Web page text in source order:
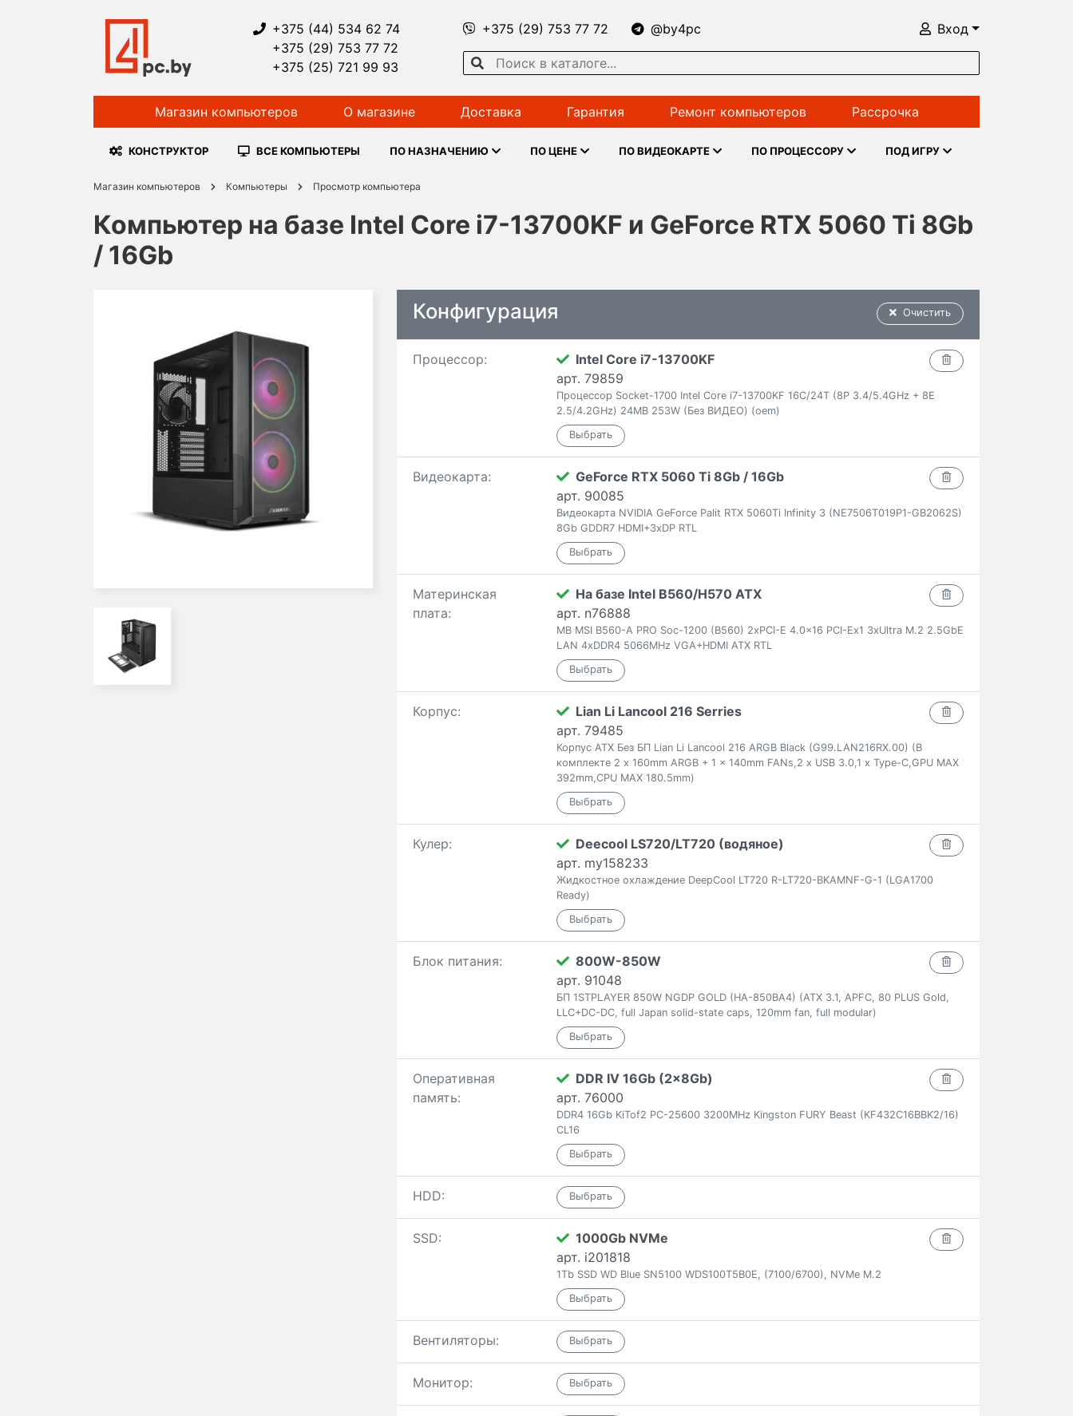
+375 (44) 534 62 74
+375 (29) 753 77 72
+375 (25) 721 99 93
+375 (29) 753 77 72 @by4pc Вход
Магазин компьютеров О магазине Доставка Гарантия Ремонт компьютеров Рассрочка
КОНСТРУКТОР ВСЕ КОМПЬЮТЕРЫ ПО НАЗНАЧЕНИЮ ПО ЦЕНЕ ПО ВИДЕОКАРТЕ ПО ПРОЦЕССОРУ ПОД ИГРУ
Магазин компьютеров Компьютеры Просмотр компьютера
Компьютер на базе Intel Core i7-13700KF и GeForce RTX 5060 Ti 8Gb
/ 16Gb
Очистить
Конфигурация
Процессор:
Intel Core i7-13700KF
арт. 79859
Процессор Socket-1700 Intel Core i7-13700KF 16C/24T (8P 3.4/5.4GHz + 8E
2.5/4.2GHz) 24MB 253W (Без ВИДЕО) (oem)
Видеокарта:
GeForce RTX 5060 Ti 8Gb / 16Gb
арт. 90085
Видеокарта NVIDIA GeForce Palit RTX 5060Ti Infinity 3 (NE7506T019P1-GB2062S)
8Gb GDDR7 HDMI+3xDP RTL
Материнская
плата:
На базе Intel B560/H570 ATX
арт. n76888
MB MSI B560-A PRO Soc-1200 (B560) 2xPCI-E 4.0x16 PCI-Ex1 3xUltra M.2 2.5GbE
LAN 4xDDR4 5066MHz VGA+HDMI ATX RTL
Корпус:
Lian Li Lancool 216 Serries
арт. 79485
Корпус ATX Без БП Lian Li Lancool 216 ARGB Black (G99.LAN216RX.00) (В
комплекте 2 x 160mm ARGB + 1 x 140mm FANs,2 x USB 3.0,1 x Type-C,GPU MAX
392mm,CPU MAX 180.5mm)
Кулер:
Deecool LS720/LT720 (водяное)
арт. my158233
Жидкостное охлаждение DeepCool LT720 R-LT720-BKAMNF-G-1 (LGA1700
Ready)
Блок питания:
800W-850W
арт. 91048
БП 1STPLAYER 850W NGDP GOLD (HA-850BA4) (ATX 3.1, APFC, 80 PLUS Gold,
LLC+DC-DC, full Japan solid-state caps, 120mm fan, full modular)
Оперативная
память:
DDR IV 16Gb (2x8Gb)
арт. 76000
DDR4 16Gb KiTof2 PC-25600 3200MHz Kingston FURY Beast (KF432C16BBK2/16)
CL16
HDD:
SSD:
1000Gb NVMe
арт. i201818
1Tb SSD WD Blue SN5100 WDS100T5B0E, (7100/6700), NVMe M.2
Вентиляторы:
Монитор: